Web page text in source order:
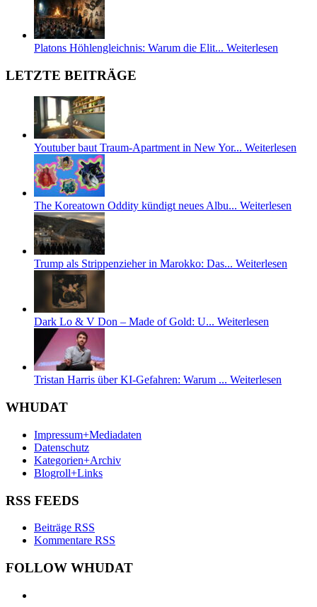
Platons Höhlengleichnis: Warum die Elit... Weiterlesen
LETZTE BEITRÄGE
Youtuber baut Traum-Apartment in New Yor... Weiterlesen
The Koreatown Oddity kündigt neues Albu... Weiterlesen
Trump als Strippenzieher in Marokko: Das... Weiterlesen
Dark Lo & V Don – Made of Gold: U... Weiterlesen
Tristan Harris über KI-Gefahren: Warum ... Weiterlesen
WHUDAT
Impressum+Mediadaten
Datenschutz
Kategorien+Archiv
Blogroll+Links
RSS FEEDS
Beiträge RSS
Kommentare RSS
FOLLOW WHUDAT